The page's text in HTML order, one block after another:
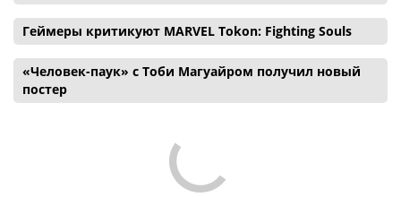
Геймеры критикуют MARVEL Tokon: Fighting Souls
«Человек-паук» с Тоби Магуайром получил новый
постер